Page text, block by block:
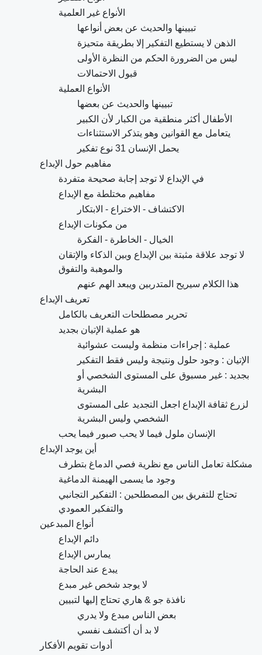
الأنواع غير العلمية
تبيينها والحديث عن بعض أنواعها
الذهن لا يستطيع التفكير إلا بطريقة متحيزة
ليس من الضرورة الحكم من النظرة الأولى
قبول الاحتمالات
الأنواع العملية
تبيينها والحديث عن بعضها
الأطفال أكثر منطقية من الكبار لأن الكبير
يتعامل مع القوانين وهو يتذكر الاستثناءات
يحمل الإنسان 31 نوع تفكير
مفاهيم حول الإبداع
في الإبداع لا توجد إجابة صحيحة متفردة
مفاهيم مختلطة مع الإبداع
الاكتشاف - الاختراع - الابتكار
من مكونات الإبداع
الخيال - الخاطرة - الفكرة
لا توجد علاقة مثبتة بين الإبداع وبين الذكاء والإتقان
والموهبة والتفوق
هذا الكلام سيريح المتدربين ويبعد الهم عنهم
تعريف الإبداع
تحرير مصطلحات التعريف بالكامل
هو عملية الإتيان بجديد
عملية : إجراءات منظمة وليست عشوائية
الإتيان : وجود حلول ونتيجة وليس فقط التفكير
بجديد : غير مسبوق على المستوى الشخصي أو
البشرية
لزرع ثقافة الإبداع اجعل التجديد على المستوى
الشخصي وليس البشرية
الإنسان ملول فيما لا يحب صبور فيما يحب
أين يوجد الإبداع
مشكلة تعامل الناس مع نظرية فصي الدماغ بتطرف
وجود ما يسمى الهيمنة الدماغية
تحتاج للتفريق بين المصطلحين : التفكير التجانبي
والتفكير العمودي
أنواع المبدعين
دائم الإبداع
يمارس الإبداع
يبدع عند الحاجة
لا يوجد شخص غير مبدع
نافذة جو & هاري تحتاج إليها لتبيين
بعض الناس مبدع ولا يدري
لا بد أن أكتشف نفسي
أدوات تقويم الأفكار